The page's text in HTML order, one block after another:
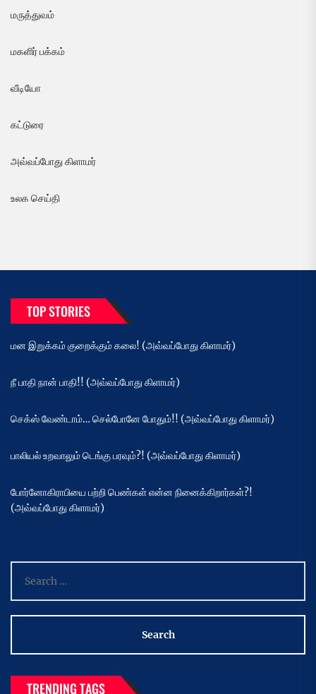
மருத்துவம்
மகளிர் பக்கம்
வீடியோ
கட்டுரை
அவ்வப்போது கிளாமர்
உலக செய்தி
TOP STORIES
மன இறுக்கம் குறைக்கும் கலை! (அவ்வப்போது கிளாமர்)
நீ பாதி நான் பாதி!! (அவ்வப்போது கிளாமர்)
செக்ஸ் வேண்டாம்… செல்போனே போதும்!! (அவ்வப்போது கிளாமர்)
பாலியல் உறவாலும் டெங்கு பரவும்?! (அவ்வப்போது கிளாமர்)
போர்னோகிராபியை பற்றி பெண்கள் என்ன நினைக்கிறார்கள்?!
(அவ்வப்போது கிளாமர்)
for:
TRENDING TAGS